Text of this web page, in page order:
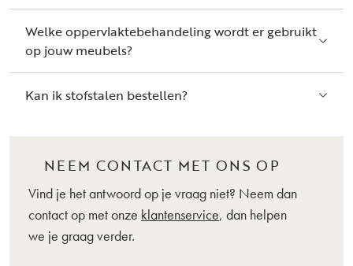
Welke oppervlaktebehandeling wordt er gebruikt
op jouw meubels?
Kan ik stofstalen bestellen?
NEEM CONTACT MET ONS OP
Vind je het antwoord op je vraag niet? Neem dan
contact op met onze klantenservice, dan helpen
we je graag verder.